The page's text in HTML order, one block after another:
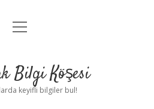
Anasayfa
Uyarı
menüyü
Bilgi Köşesi
keyifli bilgiler bul!